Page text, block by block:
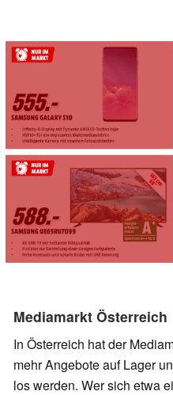
Mediamarkt Österreich
In Österreich hat der
mehr Angebote auf Lager
los werden. Wer sich etwa